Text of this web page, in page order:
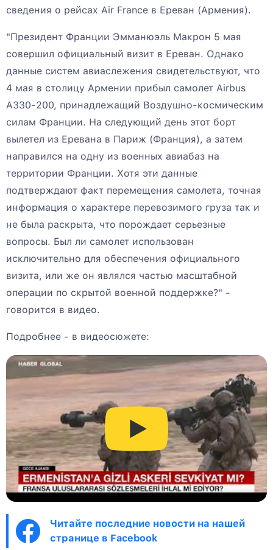
сведения о рейсах Air France в Ереван (Армения).
"Президент Франции Эмманюэль Макрон 5 мая
совершил официальный визит в Ереван. Однако
данные систем авиаслежения свидетельствуют, что
4 мая в столицу Армении прибыл самолет Airbus
A330-200, принадлежащий Воздушно-космическим
силам Франции. На следующий день этот борт
вылетел из Еревана в Париж (Франция), а затем
направился на одну из военных авиабаз на
территории Франции. Хотя эти данные
подтверждают факт перемещения самолета, точная
информация о характере перевозимого груза так и
не была раскрыта, что порождает серьезные
вопросы. Был ли самолет использован
исключительно для обеспечения официального
визита, или же он являлся частью масштабной
операции по скрытой военной поддержке?" -
говорится в видео.
Подробнее - в видеосюжете:
Читайте последние новости на нашей
странице в Facebook